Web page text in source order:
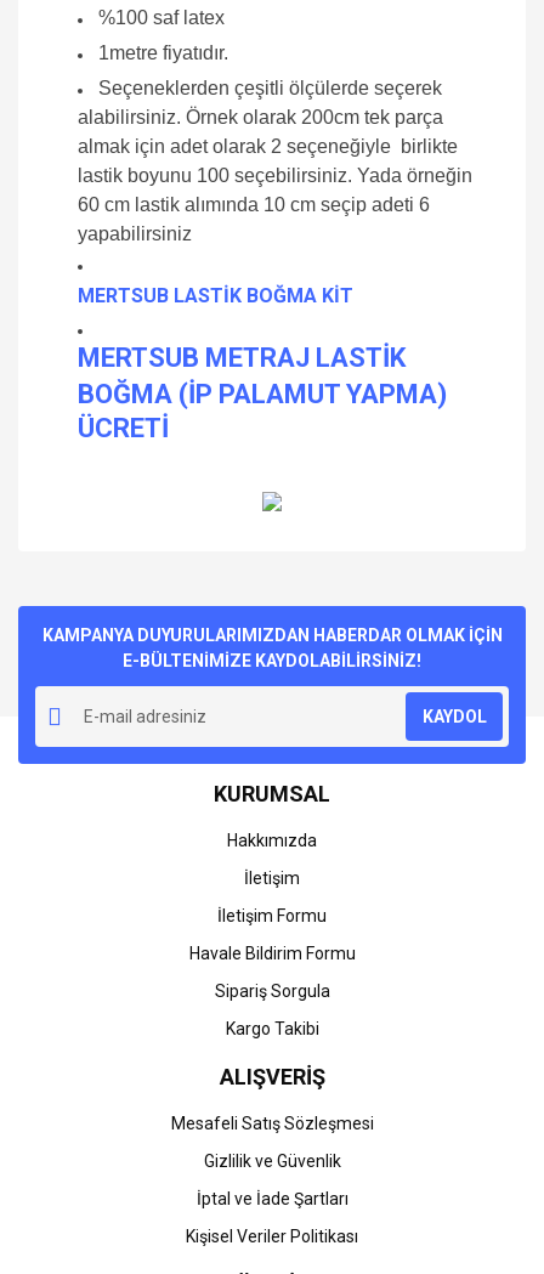
%100 saf latex
1metre fiyatıdır.
Seçeneklerden çeşitli ölçülerde seçerek
alabilirsiniz. Örnek olarak 200cm tek parça
almak için adet olarak 2 seçeneğiyle birlikte
lastik boyunu 100 seçebilirsiniz. Yada örneğin
60 cm lastik alımında 10 cm seçip adeti 6
yapabilirsiniz
MERTSUB LASTİK BOĞMA KİT
MERTSUB METRAJ LASTİK
BOĞMA (İP PALAMUT YAPMA)
ÜCRETİ
Yorum Yaz
kullanarak tarafımıza iletebilirsiniz.
Görüş ve önerileriniz için teşekkür ederiz.
Ürün resmi kalitesiz, bozuk veya görüntülenemiyor.
Ürün açıklamasında eksik bilgiler bulunuyor.
Ürün bilgilerinde hatalar bulunuyor.
Ürün fiyatı diğer sitelerden daha pahalı.
Gönder
KAMPANYA DUYURULARIMIZDAN HABERDAR OLMAK İÇİN
E-BÜLTENİMİZE KAYDOLABİLİRSİNİZ!
KAYDOL
KURUMSAL
Hakkımızda
İletişim
İletişim Formu
Havale Bildirim Formu
Sipariş Sorgula
Kargo Takibi
ALIŞVERİŞ
Mesafeli Satış Sözleşmesi
Gizlilik ve Güvenlik
İptal ve İade Şartları
Kişisel Veriler Politikası